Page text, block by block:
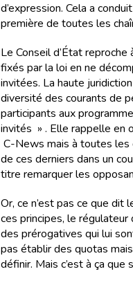
d’expression. Cela a
première de toutes les
Le Conseil d’État
fixés par la loi en ne
invitées. La haute
diversité des courants de
participants aux
invités » . Elle rappelle en
C-News mais à toutes les
de ces derniers dans un
titre remarquer les
Or, ce n’est pas ce que dit
ces principes, le régulateur
des prérogatives qui lui
pas établir des quotas
définir. Mais c’est à ça